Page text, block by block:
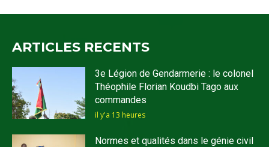
ARTICLES RECENTS
3e Légion de Gendarmerie : le colonel
Théophile Florian Koudbi Tago aux
commandes
il y'a 13 heures
Normes et qualités dans le génie civil